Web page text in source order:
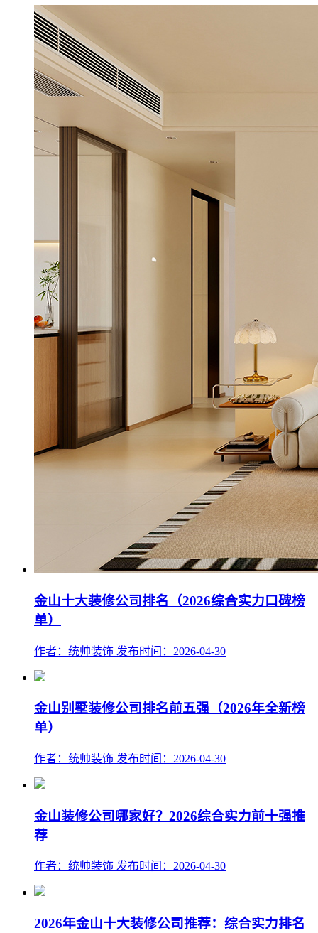
金山十大装修公司排名（2026综合实力口碑榜
单）
作者：统帅装饰 发布时间：2026-04-30
金山别墅装修公司排名前五强（2026年全新榜
单）
作者：统帅装饰 发布时间：2026-04-30
金山装修公司哪家好？2026综合实力前十强推
荐
作者：统帅装饰 发布时间：2026-04-30
2026年金山十大装修公司推荐：综合实力排名